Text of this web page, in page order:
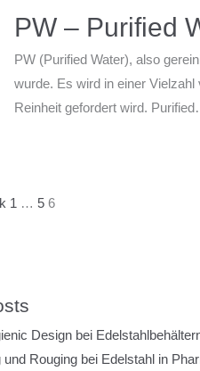
PW – Purified
PW (Purified Water), also
wurde. Es wird in einer
Reinheit gefordert wird.
1 … 5 6
Design bei
und Rouging bei Edelstahl in